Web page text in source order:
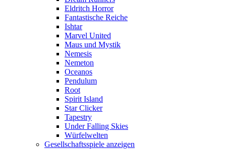
Eldritch Horror
Fantastische Reiche
Ishtar
Marvel United
Maus und Mystik
Nemesis
Nemeton
Oceanos
Pendulum
Root
Spirit Island
Star Clicker
Tapestry
Under Falling Skies
Würfelwelten
Gesellschaftsspiele anzeigen